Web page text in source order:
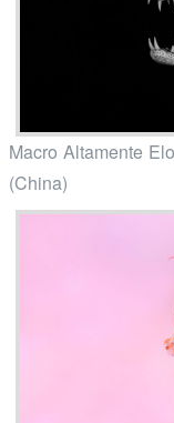
Macro Altamente
(China)